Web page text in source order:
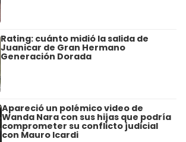
Rating: cuánto midió la salida de
Juanicar de Gran Hermano
Generación Dorada
Apareció un polémico video de
Wanda Nara con sus hijas que podría
comprometer su conflicto judicial
con Mauro Icardi